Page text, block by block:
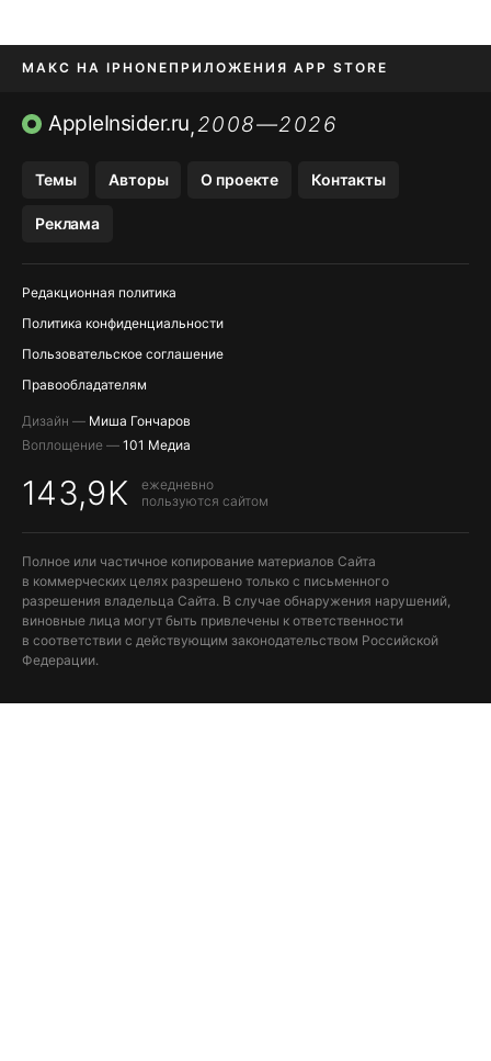
МАКС НА IPHONE ПРИЛОЖЕНИЯ APP STORE
TIKTOK НА IPHONEПРИЛОЖЕНИЯ БЕЗ APP STORE
AppleInsider.ru,2008—2026
Темы Авторы О проекте Контакты
Реклама
Редакционная политика
Политика конфиденциальности
Пользовательское соглашение
Правообладателям
Дизайн — Миша Гончаров
Воплощение — 101 Медиа
143,9K
ежедневно
пользуются сайтом
Полное или частичное копирование материалов Сайта
в коммерческих целях разрешено только с письменного
разрешения владельца Сайта. В случае обнаружения нарушений,
виновные лица могут быть привлечены к ответственности
в соответствии с действующим законодательством Российской
Федерации.